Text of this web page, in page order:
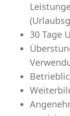
30 Tage